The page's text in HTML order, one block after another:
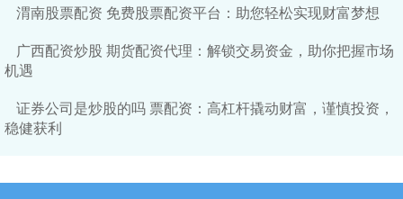
渭南股票配资 免费股票配资平台：助您轻松实现财富梦想
广西配资炒股 期货配资代理：解锁交易资金，助你把握市场
机遇
证券公司是炒股的吗 票配资：高杠杆撬动财富，谨慎投资，
稳健获利